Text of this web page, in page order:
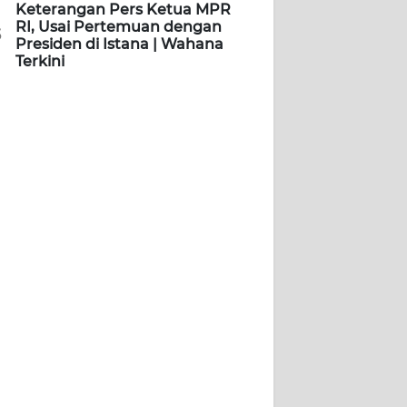
Keterangan Pers Ketua MPR
RI, Usai Pertemuan dengan
Presiden di Istana | Wahana
Terkini